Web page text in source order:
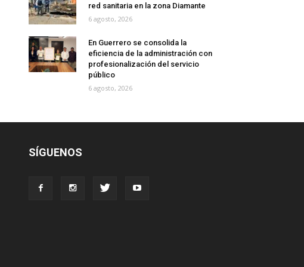
red sanitaria en la zona Diamante
6 agosto, 2026
En Guerrero se consolida la
eficiencia de la administración con
profesionalización del servicio
público
6 agosto, 2026
SÍGUENOS